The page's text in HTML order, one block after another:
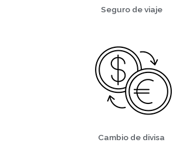
Seguro de viaje
Cambio de divisa